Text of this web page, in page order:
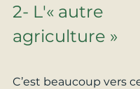
2- L'« autre
agriculture »
C’est beaucoup vers